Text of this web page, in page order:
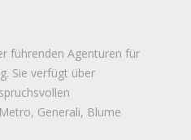
führenden Agenturen für
Sie verfügt über
Generali, Blume